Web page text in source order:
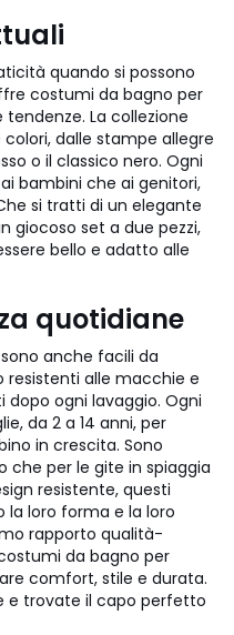
quando si possono
costumi da bagno per
La collezione
dalle stampe allegre
o il classico nero. Ogni
bambini che ai genitori,
si tratti di un elegante
giocoso set a due pezzi,
bello e adatto alle
quotidiane
anche facili da
resistenti alle macchie e
ogni lavaggio. Ogni
da 2 a 14 anni, per
in crescita. Sono
che per le gite in spiaggia
resistente, questi
loro forma e la loro
rapporto qualità-
da bagno per
comfort, stile e durata.
e trovate il capo perfetto